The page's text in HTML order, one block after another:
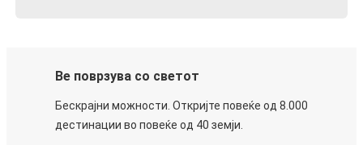
Ве поврзува со светот
Бескрајни можности. Откријте повеќе од 8.000
дестинации во повеќе од 40 земји.